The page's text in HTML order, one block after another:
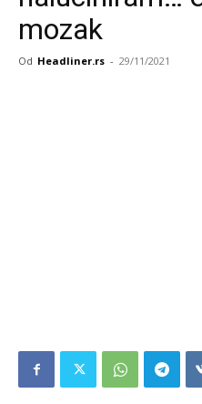
mozak
Od Headliner.rs - 29/11/2021